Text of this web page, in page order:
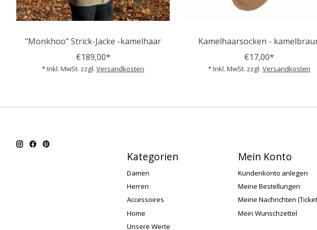
"Monkhoo" Strick-Jacke -kamelhaar
€189,00*
* Inkl. MwSt. zzgl.Versandkosten
Kamelhaarsocken -
€17,00*
* Inkl. MwSt. zzgl.Versandkosten
Kategorien
Damen
Herren
Accessoires
Home
Unsere Werte
Mein Konto
Kundenkonto anlegen
Meine Bestellungen
Meine Nachrichten
Mein Wunschzettel